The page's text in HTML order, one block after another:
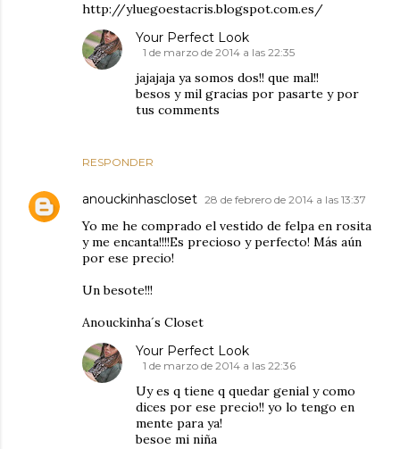
http://yluegoestacris.blogspot.com.es/
RESPONDER
Your Perfect Look
1 de marzo de 2014 a las 22:35
jajajaja ya somos dos!! que mal!!
besos y mil gracias por pasarte y por
tus comments
anouckinhascloset 28 de febrero de 2014 a las 13:37
Yo me he comprado el vestido de felpa en rosita
y me encanta!!!!Es precioso y perfecto! Más aún
por ese precio!
Un besote!!!
Anouckinha´s Closet
Your Perfect Look
1 de marzo de 2014 a las 22:36
Uy es q tiene q quedar genial y como
dices por ese precio!! yo lo tengo en
mente para ya!
besoe mi niña